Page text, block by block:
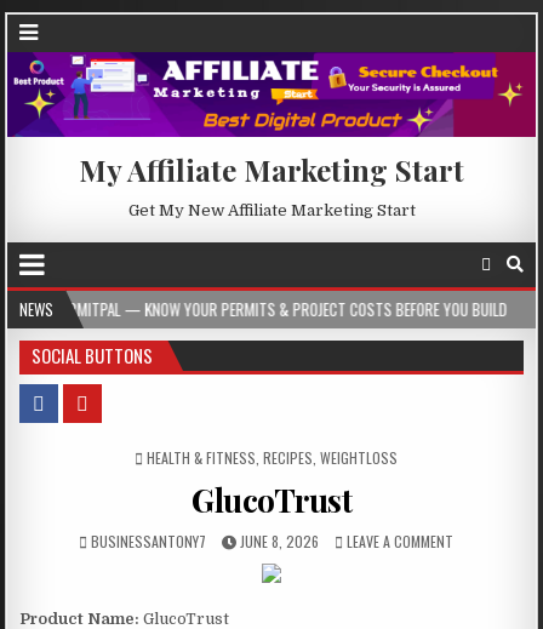
My Affiliate Marketing Start
Get My New Affiliate Marketing Start
NEWS
— KNOW YOUR PERMITS & PROJECT COSTS BEFORE YOU BUILD 2026-08-05
SOCIAL BUTTONS
POSTED IN
HEALTH & FITNESS RECIPES WEIGHTLOSS
GlucoTrust
BUSINESSANTONY7 JUNE 8, 2026 LEAVE A COMMENT
Product Name: GlucoTrust